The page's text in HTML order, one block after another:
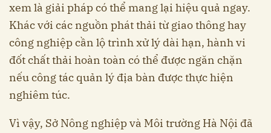
xem là giải pháp có thể mang lại hiệu quả ngay.
Khác với các nguồn phát thải từ giao thông hay
công nghiệp cần lộ trình xử lý dài hạn, hành vi
đốt chất thải hoàn toàn có thể được ngăn chặn
nếu công tác quản lý địa bàn được thực hiện
nghiêm túc.
Vì vậy, Sở Nông nghiệp và Môi trường Hà Nội đã